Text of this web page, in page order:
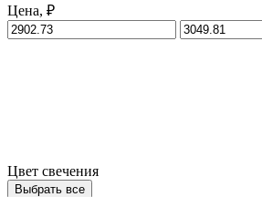
Цена, ₽
Цвет свечения
Выбрать все